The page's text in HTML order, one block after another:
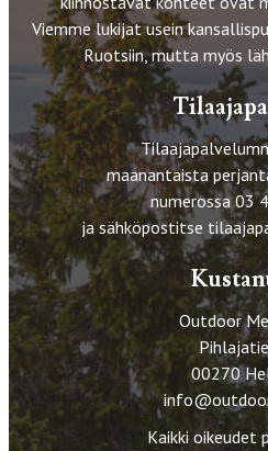
Viemme lukijat usein
Ruotsiin, mutta myös
maanantaista
numerossa 03
ja sähköpostitse
Outdoor
00270
Kaikki oikeudet